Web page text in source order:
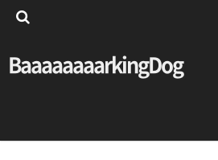
BaaaaaaaarkingDog